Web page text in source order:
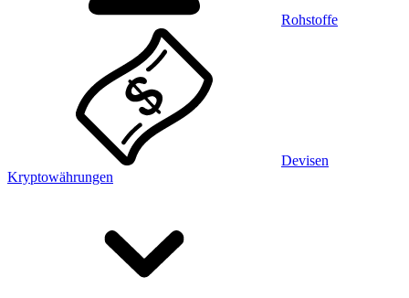
Rohstoffe
Devisen
Kryptowährungen